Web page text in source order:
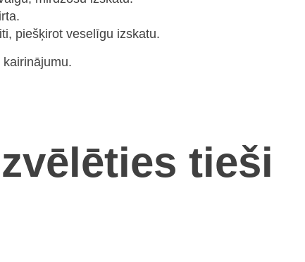
piešķirot veselīgu izskatu.
tieši